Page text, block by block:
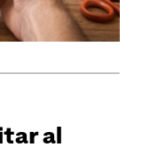
al